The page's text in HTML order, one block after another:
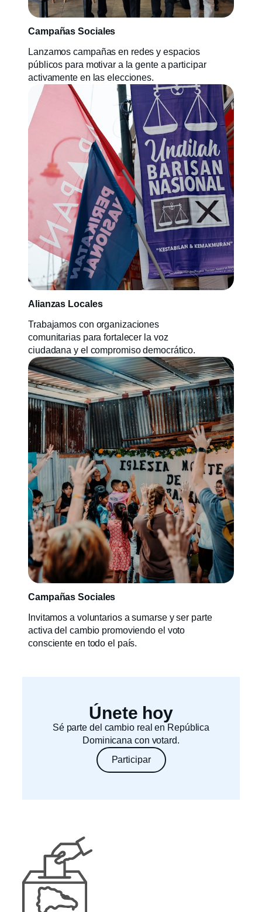
Campañas Sociales
Lanzamos campañas en redes y espacios
públicos para motivar a la gente a participar
activamente en las elecciones.
Alianzas Locales
Trabajamos con organizaciones
comunitarias para fortalecer la voz
ciudadana y el compromiso democrático.
Campañas Sociales
Invitamos a voluntarios a sumarse y ser parte
activa del cambio promoviendo el voto
consciente en todo el país.
Únete hoy
Sé parte del cambio real en República
Dominicana con votard.
Participar